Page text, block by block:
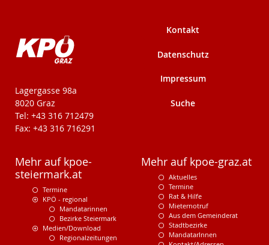
KPÖ-Steiermark
Lagergasse 98a
8020 Graz
Tel: +43 316 712479
Fax: +43 316 716291
Kontakt
Datenschutz
Impressum
Suche
Mehr auf kpoe-
steiermark.at
Termine
KPÖ - regional
Mandatarinnen
Bezirke Steiermark
Medien/Download
Regionalzeitungen
Mehr auf kpoe-graz.at
Aktuelles
Termine
Rat & Hilfe
Mieternotruf
Aus dem Gemeinderat
Stadtbezirke
MandatarInnen